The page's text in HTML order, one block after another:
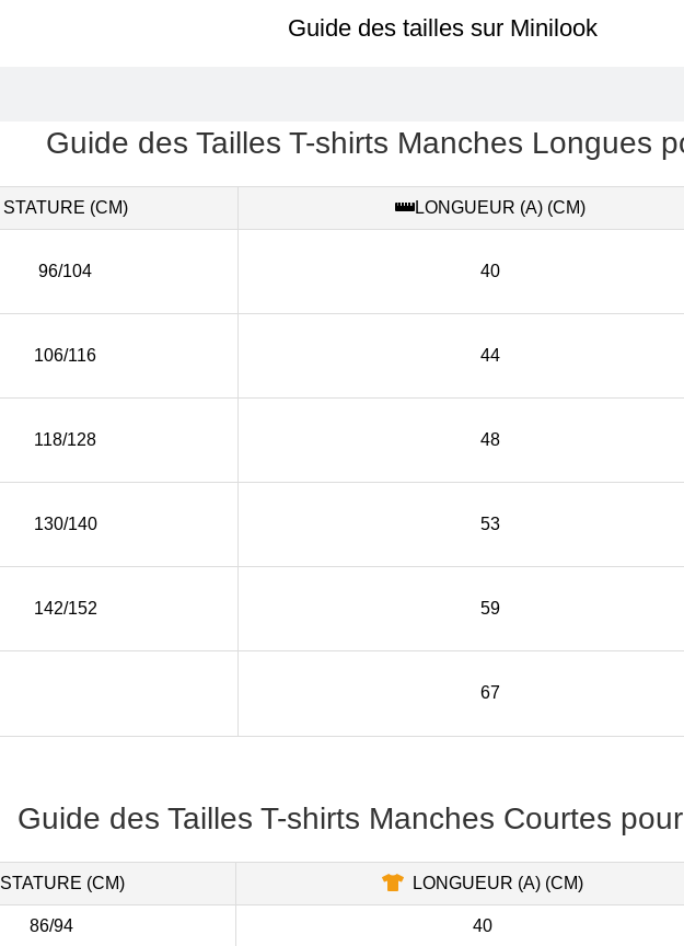
Guide des tailles sur Minilook
Guide des Tailles T-shirts Manches Longues
STATURE (CM) LONGUEUR (A) (CM)
96/104 40
106/116 44
118/128 48
130/140 53
142/152 59
67
Guide des Tailles T-shirts Manches Courtes
STATURE (CM) LONGUEUR (A) (CM)
86/94 40